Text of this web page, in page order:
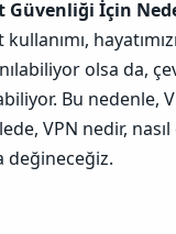
Güvenliği İçin
olsa da,
Bu nedenle,
VPN nedir,
değineceğiz.